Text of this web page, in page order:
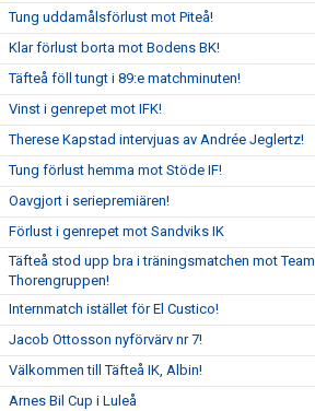
Tung uddamålsförlust mot Piteå!
Klar förlust borta mot Bodens BK!
Täfteå föll tungt i 89:e matchminuten!
Vinst i genrepet mot IFK!
Therese Kapstad intervjuas av Andrée Jeglertz!
Tung förlust hemma mot Stöde IF!
Oavgjort i seriepremiären!
Förlust i genrepet mot Sandviks IK
Täfteå stod upp bra i träningsmatchen mot Team
Thorengruppen!
Internmatch istället för El Custico!
Jacob Ottosson nyförvärv nr 7!
Välkommen till Täfteå IK, Albin!
Arnes Bil Cup i Luleå